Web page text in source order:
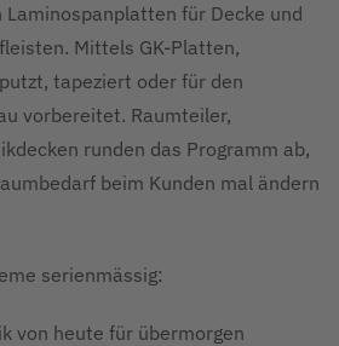
für Decke und
Mittels GK-Platten,
tapeziert oder für den
vorbereitet. Raumteiler,
runden das Programm ab,
beim Kunden mal ändern
serienmässig:
von heute für übermorgen